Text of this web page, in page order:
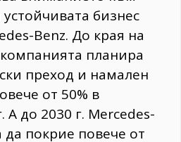
бизнес
Benz. До края на
планира
преход и намален
от 50% в
А до 2030 г. Mercedes-
покрие повече от